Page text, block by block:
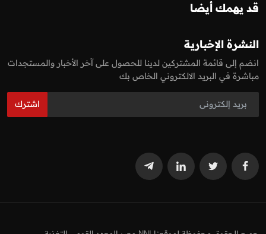
قد يهمك أيضا
النشرة الإخبارية
انضم إلى قائمة المشتركين لدينا للحصول على آخر الأخبار والمستجدات
مباشرة في البريد الالكتروني الخاص بك
اشترك